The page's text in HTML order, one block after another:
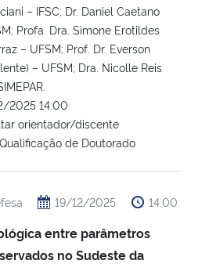
– IFSC; Dr. Daniel Caetano
Profa. Dra. Simone Erotildes
– UFSM; Prof. Dr. Everson
– UFSM; Dra. Nicolle Reis
2025 14:00
orientador/discente
Qualificação de Doutorado
19/12/2025 14:00
entre parâmetros
no Sudeste da